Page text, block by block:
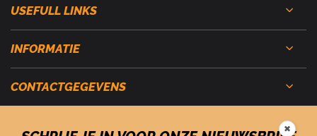
USEFULL LINKS
INFORMATIE
CONTACTGEGEVENS
✖